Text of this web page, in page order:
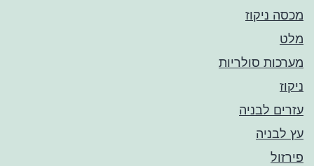
מכסה ניקוז
מלט
מערכות סולריות
ניקוז
עזרים לבניה
עץ לבניה
פירזול